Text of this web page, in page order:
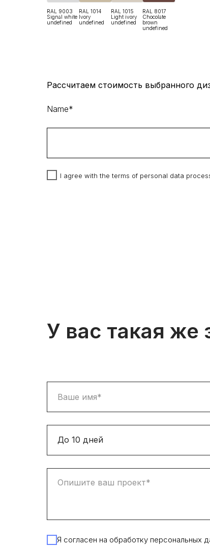
RAL 9003
Signal white
undefined
RAL 1014
Ivory
undefined
RAL 1015
Light ivory
undefined
RAL 8017
Chocolate
brown
undefined
Рассчитаем стоимость выбранного
Name*
I agree with the terms of personal data
У вас такая же
Я согласен на обработку персональных